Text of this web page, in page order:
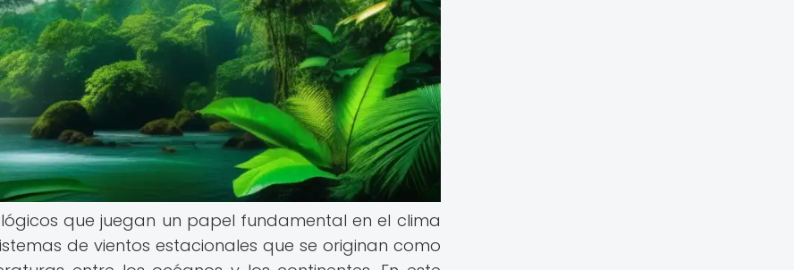
que juegan un papel fundamental en el clima
de vientos estacionales que se originan como